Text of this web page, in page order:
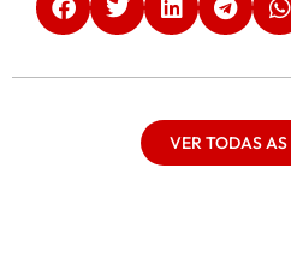
VER TODAS